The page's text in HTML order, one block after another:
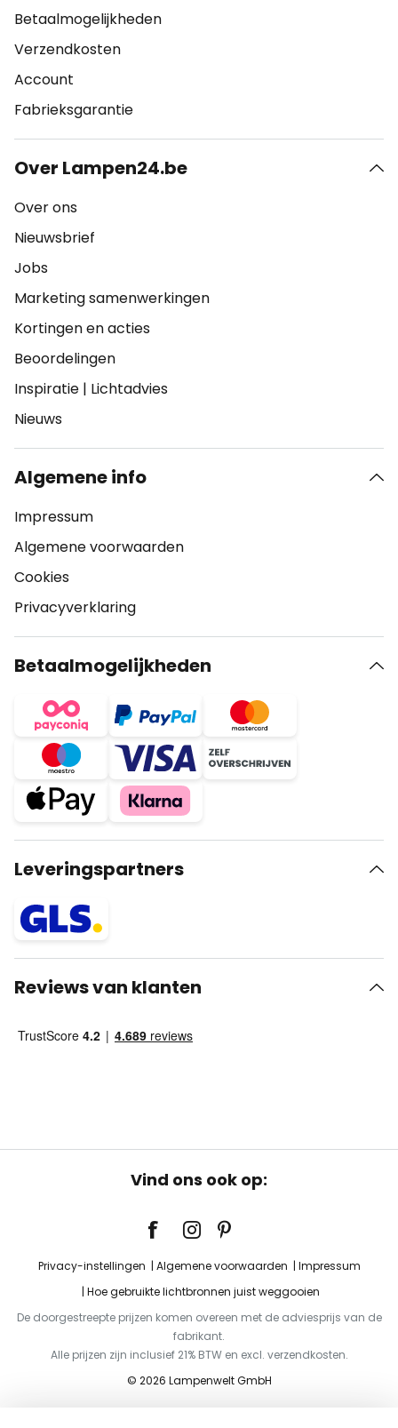
Betaalmogelijkheden
Verzendkosten
Account
Fabrieksgarantie
Over Lampen24.be
Over ons
Nieuwsbrief
Jobs
Marketing samenwerkingen
Kortingen en acties
Beoordelingen
Inspiratie | Lichtadvies
Nieuws
Algemene info
Impressum
Algemene voorwaarden
Cookies
Privacyverklaring
Betaalmogelijkheden
Leveringspartners
Reviews van klanten
Vind ons ook op:
Privacy-instellingen Algemene voorwaarden
Impressum
Hoe gebruikte lichtbronnen juist weggooien
De doorgestreepte prijzen komen overeen met de adviesprijs van de
fabrikant.
Alle prijzen zijn inclusief 21% BTW en excl. verzendkosten.
© 2026 Lampenwelt GmbH